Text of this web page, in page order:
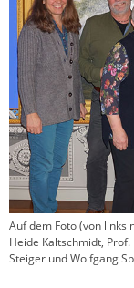
Auf dem Foto (von links
Heide Kaltschmidt,
Steiger und Wolfgang